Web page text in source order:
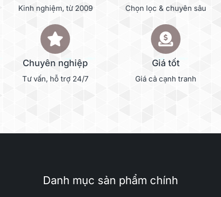
Kinh nghiệm, từ 2009 Chọn lọc & chuyên sâu
Chuyên nghiệp
Tư vấn, hỗ trợ 24/7
Giá tốt
Giá cả cạnh tranh
Danh mục sản phẩm chính